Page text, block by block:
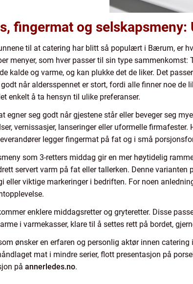
fingermat og
til at catering har blitt så populært i Bærum, er
menyer, som hver passer til sin type
kalde og varme, og kan plukke det de liker. Det
når aldersspennet er stort, fordi alle finner noe de
enkelt å ta hensyn til ulike preferanser.
egner seg godt når gjestene står eller beveger seg
vernissasjer, lanseringer eller uformelle
legger fingermat på fat og i små
som 3-retters middag gir en mer høytidelig
servert varm på fat eller tallerken. Denne
eller viktige markeringer i bedriften. For noen
enklere middagsretter og gryteretter. Disse
i varmekasser, klare til å settes rett på bordet,
ønsker en erfaren og personlig aktør innen
mat i mindre serier, flott presentasjon på
på annerledes.no.